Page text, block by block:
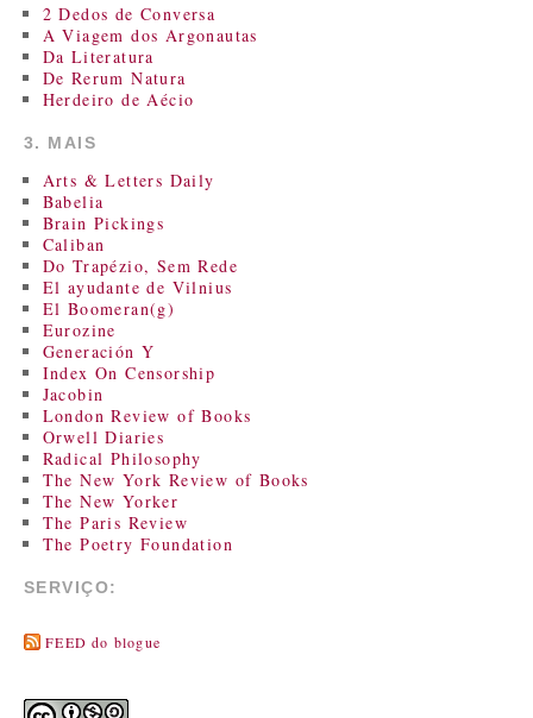
2 Dedos de Conversa
A Viagem dos Argonautas
Da Literatura
De Rerum Natura
Herdeiro de Aécio
3. MAIS
Arts & Letters Daily
Babelia
Brain Pickings
Caliban
Do Trapézio, Sem Rede
El ayudante de Vilnius
El Boomeran(g)
Eurozine
Generación Y
Index On Censorship
Jacobin
London Review of Books
Orwell Diaries
Radical Philosophy
The New York Review of Books
The New Yorker
The Paris Review
The Poetry Foundation
SERVIÇO:
FEED do blogue